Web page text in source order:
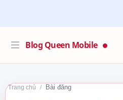
Blog Queen Mobile
Trang chủ Bài đăng